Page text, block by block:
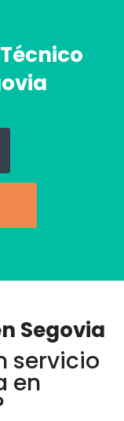
Segovia
servicio
en